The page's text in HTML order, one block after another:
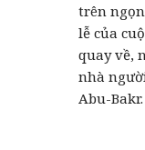
trên
lễ của
quay về,
nhà
Abu-Bakr.